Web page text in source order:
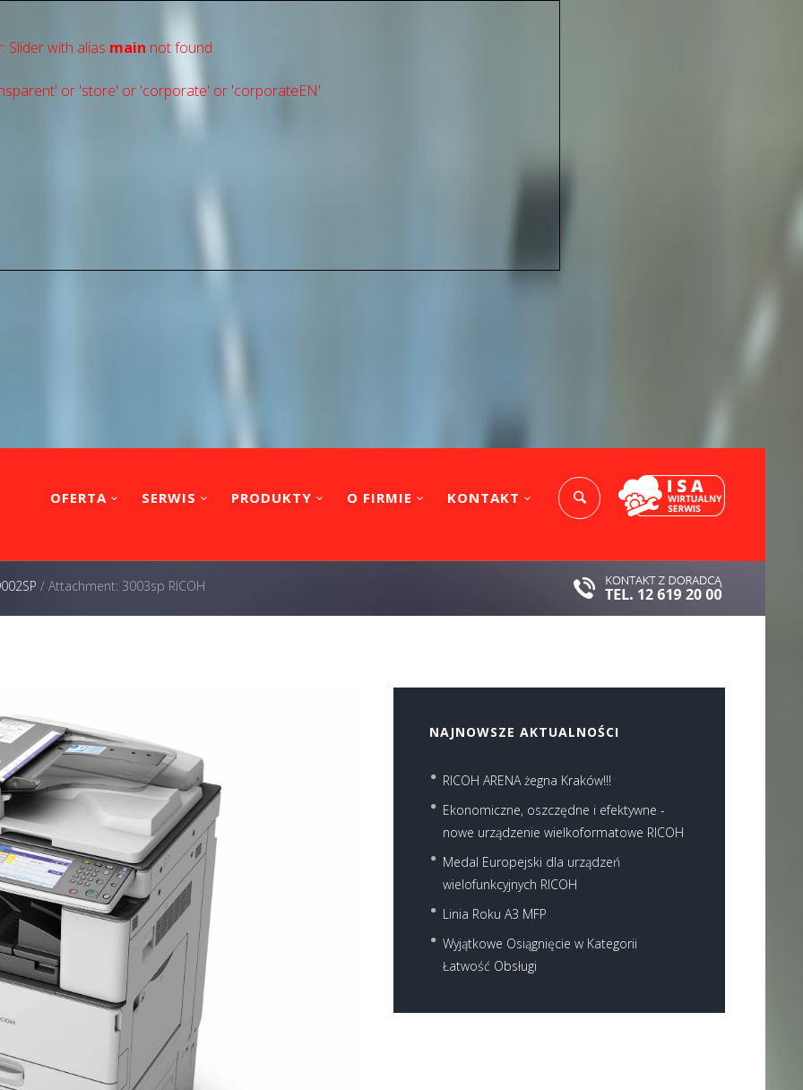
Slider with alias main not found.
or 'store' or 'сorporate' or 'corporateEN'
OFERTA SERWIS PRODUKTY O FIRMIE KONTAKT
/ Attachment: 3003sp RICOH
Next item
NAJNOWSZE AKTUALNOŚCI
RICOH ARENA żegna Kraków!!!
Ekonomiczne, oszczędne i efektywne -
nowe urządzenie wielkoformatowe RICOH
Medal Europejski dla urządzeń
wielofunkcyjnych RICOH
Linia Roku A3 MFP
Wyjątkowe Osiągnięcie w Kategorii
Łatwość Obsługi